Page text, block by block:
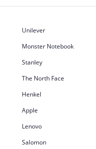
Unilever
Monster Notebook
Stanley
The North Face
Henkel
Apple
Lenovo
Salomon